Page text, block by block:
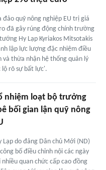
đảo quỹ nông nghiệp EU trị giá
đã gây rúng động chính trường
Hy Lạp Kyriakos Mitsotakis
lập lực lượng đặc nhiệm điều
và thừa nhận hệ thống quản lý
lộ rõ sự bất lực'.
nhiệm loạt bộ trưởng
bối gian lận quỹ nông
Lạp do đảng Dân chủ Mới (ND)
bố điều chỉnh nội các ngày
nhiều quan chức cấp cao đồng